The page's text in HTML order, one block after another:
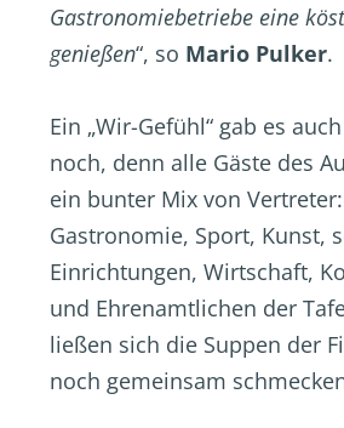
Gastronomiebetriebe eine
genießen“, so Mario Pulker.
Ein „Wir-Gefühl“ gab es
noch, denn alle Gäste des
ein bunter Mix von
Gastronomie, Sport, Kunst,
Einrichtungen, Wirtschaft,
und Ehrenamtlichen der
ließen sich die Suppen der
noch gemeinsam